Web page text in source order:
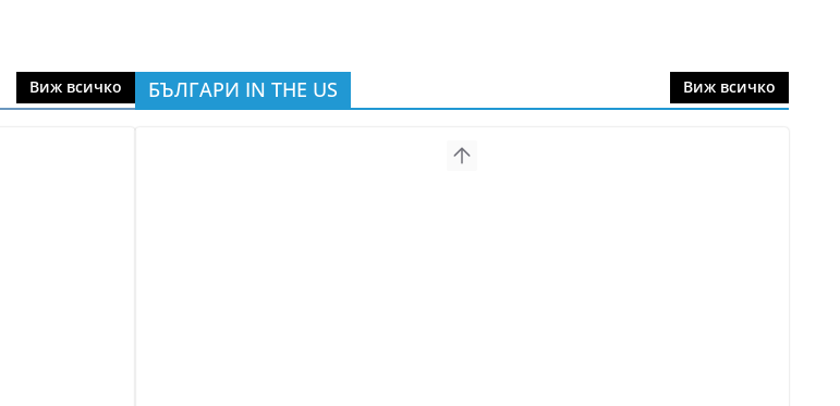
Виж всичко БЪЛГАРИ IN THE US Виж всичко